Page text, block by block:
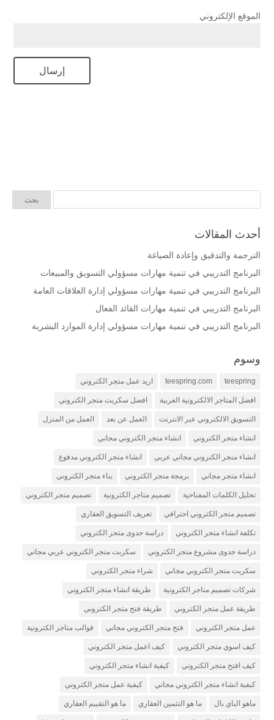
الموقع الإلكتروني
أحدث المقالات
الترجمة والتدقيق وإعادة الصياغة
البرنامج التدريبي في تنمية مهارات مسؤولي التسويق والمبيعات
البرنامج التدريبي في تنمية مهارات مسؤولي إدارة العلاقات العامة
البرنامج التدريبي في تنمية مهارات القائد الفعال
البرنامج التدريبي في تنمية مهارات مسؤولي إدارة الموارد البشرية
وسوم
teespring
teespring.com اريد عمل متجر الكتروني
افضل المتاجر الالكترونية العربية افضل سكربت متجر الكتروني
التسويق الالكتروني عبر الانترنت العمل عن بعد العمل من المنزل
انشاء متجر الكتروني انشاء متجر الكتروني مجاني
انشاء متجر الكتروني مجاني عربي انشاء متجر الكتروني مدفوع
انشاء متجر مجاني برمجة متجر الكتروني بناء متجر الكتروني
تحليل الكلمات المفتاحية تصميم متاجر الكترونية تصميم متجر الكتروني
تصميم متجر الكتروني احترافي تعريف التسويق العقاري
تكلفة انشاء متجر الكتروني دراسة جدوى متجر الكتروني
دراسة جدوى مشروع متجر الكتروني سكربت متجر الكتروني عربي مجاني
سكربت متجر الكتروني مجاني شراء متجر الكتروني
شركات تصميم متاجر الكترونية طريقة انشاء متجر الكتروني
طريقة عمل متجر الكتروني طريقة فتح متجر الكتروني
عمل متجر الكتروني فتح متجر الكتروني مجاني قوالب متاجر الكترونية
كيف اسوي متجر الكتروني كيف اعمل متجر الكتروني
كيف افتح متجر الكتروني كيفية انشاء متجر الكتروني
كيفية انشاء متجر الكتروني مجاني كيفية عمل متجر الكتروني
ماهو الباي بال ما هو التثمين العقاري ما هو التقييم العقاري